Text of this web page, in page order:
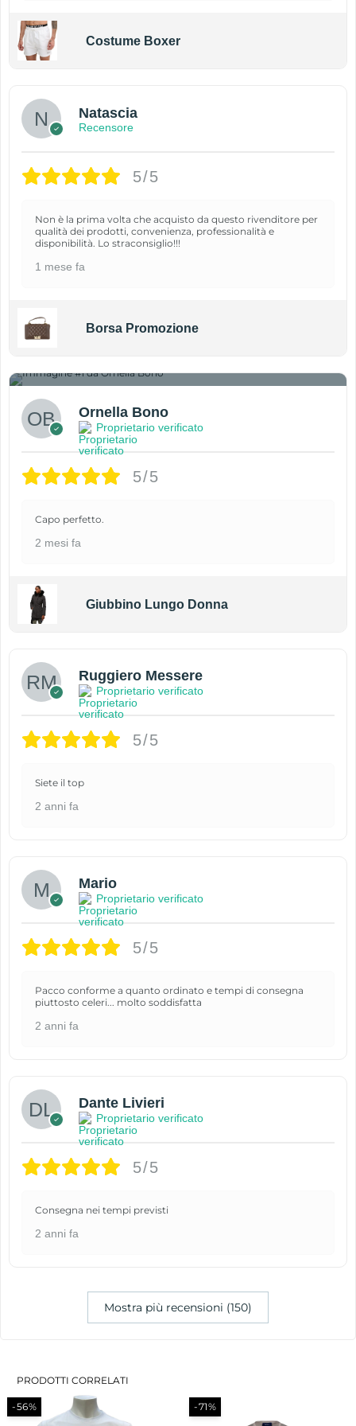
Costume Boxer
Natascia
Recensore
5/5
Non è la prima volta che acquisto da questo rivenditore per
qualità dei prodotti, convenienza, professionalità e
disponibilità. Lo straconsiglio!!!
1 mese fa
Borsa Promozione
Ornella Bono
Proprietario verificato
5/5
Capo perfetto.
2 mesi fa
Giubbino Lungo Donna
Ruggiero Messere
Proprietario verificato
5/5
Siete il top
2 anni fa
Mario
Proprietario verificato
5/5
Pacco conforme a quanto ordinato e tempi di consegna
piuttosto celeri... molto soddisfatta
2 anni fa
Dante Livieri
Proprietario verificato
5/5
Consegna nei tempi previsti
2 anni fa
Mostra più recensioni (150)
PRODOTTI CORRELATI
-56% -71%